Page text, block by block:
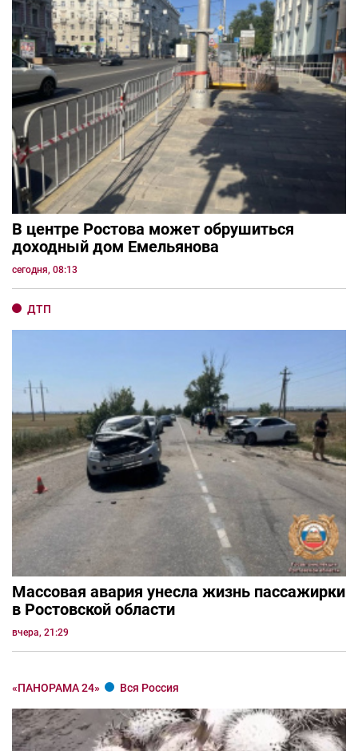
В центре Ростова может обрушиться
доходный дом Емельянова
сегодня, 08:13
ДТП
Массовая авария унесла жизнь пассажирки
в Ростовской области
вчера, 21:29
«ПАНОРАМА 24» Вся Россия